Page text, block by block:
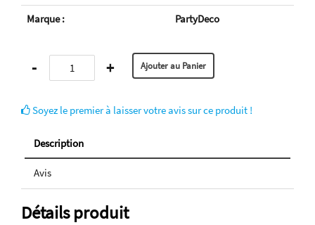
Marque :
PartyDeco
- +
Soyez le premier à laisser votre avis sur ce produit !
Description
Avis
Détails produit